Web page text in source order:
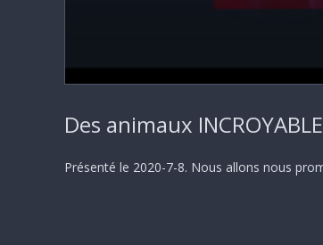
0
of
58
36
seconds Volume
Des animaux
Présenté le 2020-7-8. Nous allons nous